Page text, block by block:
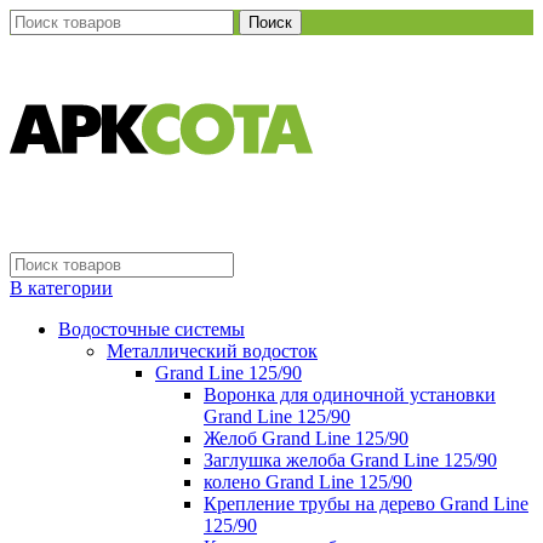
Поиск
В категории
Водосточные системы
Металлический водосток
Grand Line 125/90
Воронка для одиночной установки
Grand Line 125/90
Желоб Grand Line 125/90
Заглушка желоба Grand Line 125/90
колено Grand Line 125/90
Крепление трубы на дерево Grand Line
125/90